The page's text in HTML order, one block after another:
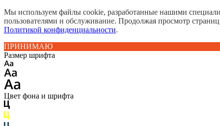
Мы используем файлы cookie, разработанные нашими
пользователями и обслуживание. Продолжая просмотр
Политикой конфиденциальности.
ПРИНИМАЮ
Размер шрифта
Цвет фона и шрифта